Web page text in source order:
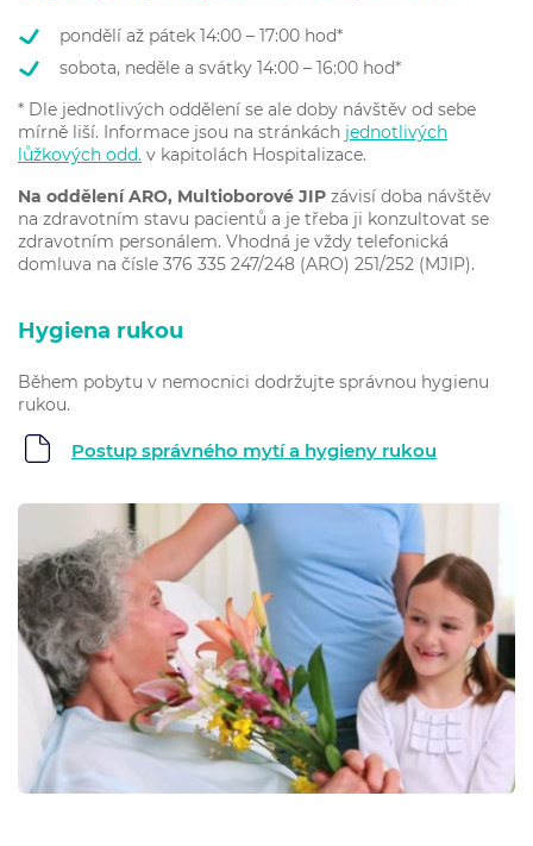
pondělí až pátek 14:00 – 17:00 hod*
sobota, neděle a svátky 14:00 – 16:00 hod*
* Dle jednotlivých oddělení se ale doby návštěv od sebe
mírně liší. Informace jsou na stránkách jednotlivých
lůžkových odd. v kapitolách Hospitalizace.
Na oddělení ARO, Multioborové JIP závisí doba návštěv
na zdravotním stavu pacientů a je třeba ji konzultovat se
zdravotním personálem. Vhodná je vždy telefonická
domluva na čísle 376 335 247/248 (ARO) 251/252 (MJIP).
Hygiena rukou
Během pobytu v nemocnici dodržujte správnou hygienu
rukou.
Postup správného mytí a hygieny rukou